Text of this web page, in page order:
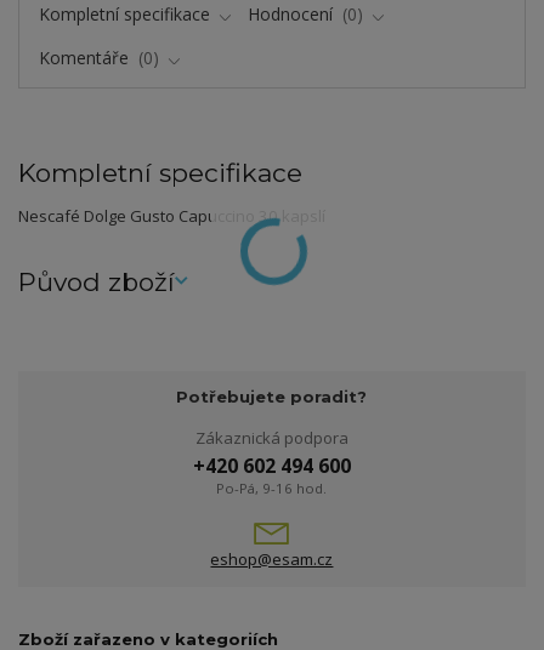
Kompletní specifikace Hodnocení
0
Komentáře
0
Kompletní specifikace
Nescafé Dolge Gusto Capuccino 30 kapslí
Původ zboží
Potřebujete poradit?
Zákaznická podpora
+420 602 494 600
Po-Pá, 9-16 hod.
eshop@esam.cz
Zboží zařazeno v kategoriích